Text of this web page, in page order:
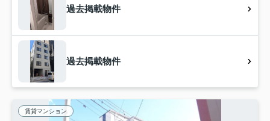
過去掲載物件
過去掲載物件
賃貸マンション